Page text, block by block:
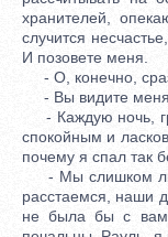
хранителей,
случится
И позовете меня.
- О, конечно,
- Вы видите меня
- Каждую ночь,
спокойным и
почему я спал так
- Мы слишком
расстаемся, наши
не была бы с